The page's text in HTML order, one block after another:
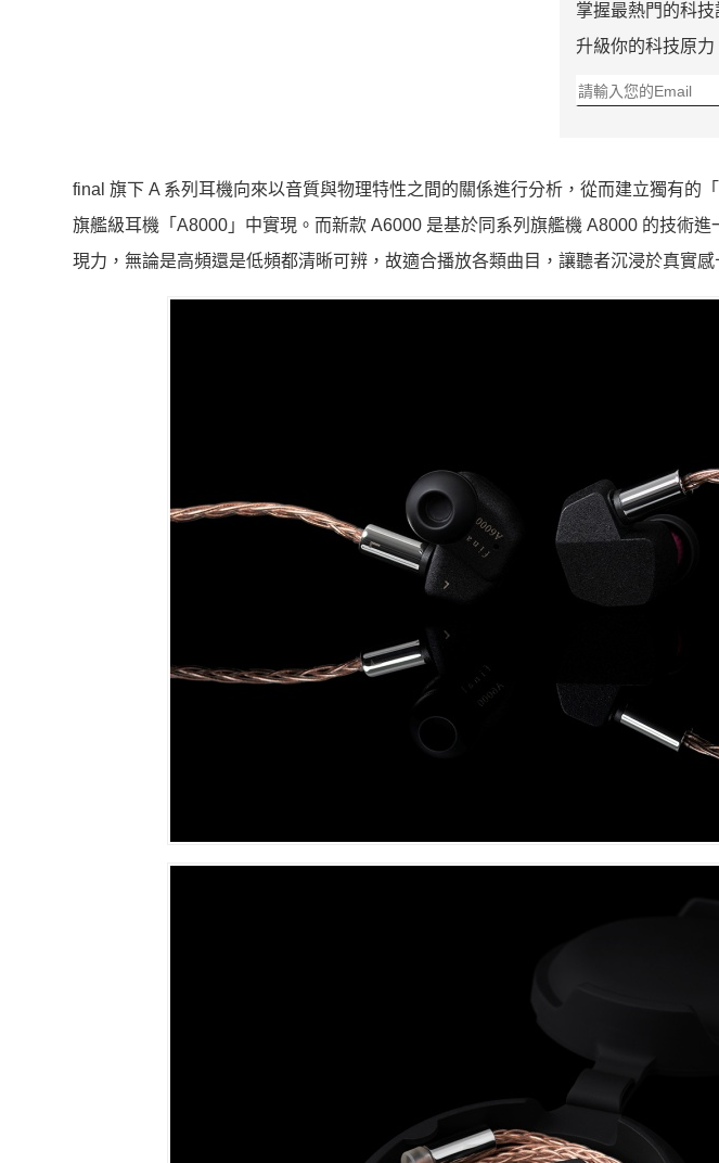
掌握最熱門的科技
升級你的科技原力
final 旗下 A 系列耳機向來以音質與物理特性之間的關係進行分析，從而建立獨有的
旗艦級耳機「A8000」中實現。而新款 A6000 是基於同系列旗艦機 A8000 的技術
現力，無論是高頻還是低頻都清晰可辨，故適合播放各類曲目，讓聽者沉浸於真實